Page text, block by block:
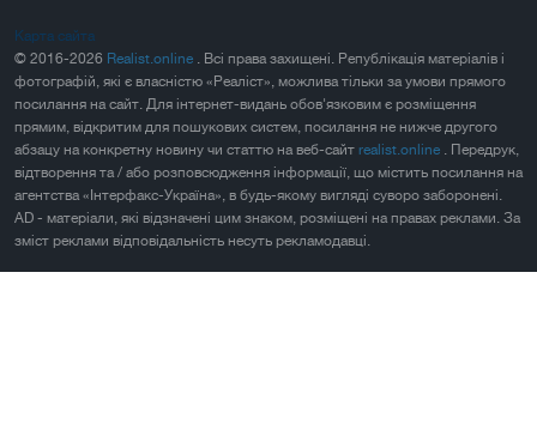
Карта сайта
© 2016-2026 Realist.online
. Всі права захищені. Републікація матеріалів і
фотографій, які є власністю «Реаліст», можлива тільки за умови прямого
посилання на сайт. Для інтернет-видань обов'язковим є розміщення
прямим, відкритим для пошукових систем, посилання не нижче другого
абзацу на конкретну новину чи статтю на веб-сайт realist.online
. Передрук,
відтворення та / або розповсюдження інформації, що містить посилання на
агентства «Інтерфакс-Україна», в будь-якому вигляді суворо заборонені.
AD - матеріали, які відзначені цим знаком, розміщені на правах реклами. За
зміст реклами відповідальність несуть рекламодавці.